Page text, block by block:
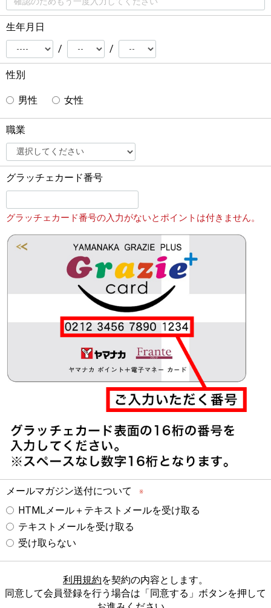
生年月日
/
/
性別
男性 女性
職業
グラッチェカード番号
グラッチェカード番号の入力がないとポイントは付きません。
メールマガジン送付について ※
HTMLメール＋テキストメールを受け取る
テキストメールを受け取る
受け取らない
利用規約を契約の内容とします。
同意して会員登録を行う場合は「同意する」ボタンを押して